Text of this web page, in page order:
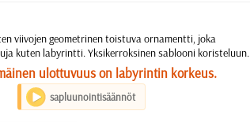
viivojen geometrinen toistuva ornamentti, joka
kuten labyrintti. Yksikerroksinen sablooni koristeluun.
ulottuvuus on labyrintin korkeus.
sapluunointisäännöt